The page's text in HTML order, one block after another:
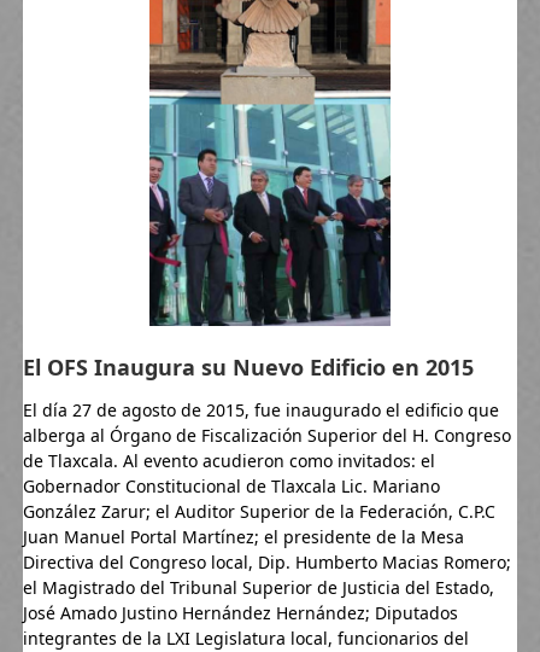
El OFS Inaugura su Nuevo Edificio en 2015
El día 27 de agosto de 2015, fue inaugurado el edificio que
alberga al Órgano de Fiscalización Superior del H. Congreso
de Tlaxcala. Al evento acudieron como invitados: el
Gobernador Constitucional de Tlaxcala Lic. Mariano
González Zarur; el Auditor Superior de la Federación, C.P.C
Juan Manuel Portal Martínez; el presidente de la Mesa
Directiva del Congreso local, Dip. Humberto Macias Romero;
el Magistrado del Tribunal Superior de Justicia del Estado,
José Amado Justino Hernández Hernández; Diputados
integrantes de la LXI Legislatura local, funcionarios del